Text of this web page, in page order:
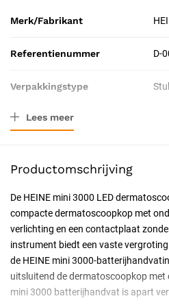
Merk/Fabrikant
Referentienummer D-
Verpakkingstype
Resorbeerbaar (hechtdraad)
Lees meer
Productomschrijving
De HEINE mini 3000 LED
compacte dermatoscoopkop met
verlichting en een contactplaat
instrument biedt een vaste
de HEINE mini 3000-
uitsluitend de dermatoscoopkop
mini 3000 batterijhandvat is apart